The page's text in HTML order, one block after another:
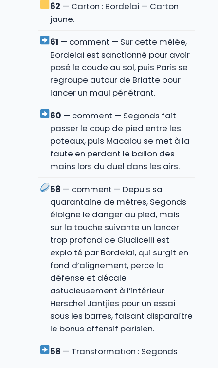
62 — Carton : Bordelai — Carton
jaune.
61 — comment — Sur cette mêlée,
Bordelai est sanctionné pour avoir
posé le coude au sol, puis Paris se
regroupe autour de Briatte pour
lancer un maul pénétrant.
60 — comment — Segonds fait
passer le coup de pied entre les
poteaux, puis Macalou se met à la
faute en perdant le ballon des
mains lors du duel dans les airs.
58 — comment — Depuis sa
quarantaine de mètres, Segonds
éloigne le danger au pied, mais
sur la touche suivante un lancer
trop profond de Giudicelli est
exploité par Bordelai, qui surgit en
fond d’alignement, perce la
défense et décale
astucieusement à l’intérieur
Herschel Jantjies pour un essai
sous les barres, faisant disparaître
le bonus offensif parisien.
58 — Transformation : Segonds